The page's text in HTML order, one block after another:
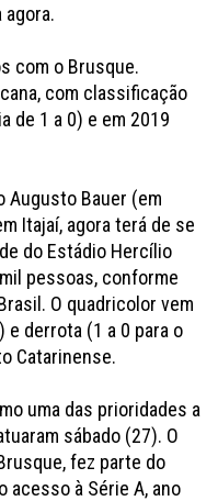
com o Brusque.
com classificação
de 1 a 0) e em 2019
Augusto Bauer (em
Itajaí, agora terá de se
do Estádio Hercílio
pessoas, conforme
O quadricolor vem
derrota (1 a 0 para o
Catarinense.
uma das prioridades a
sábado (27). O
fez parte do
acesso à Série A, ano